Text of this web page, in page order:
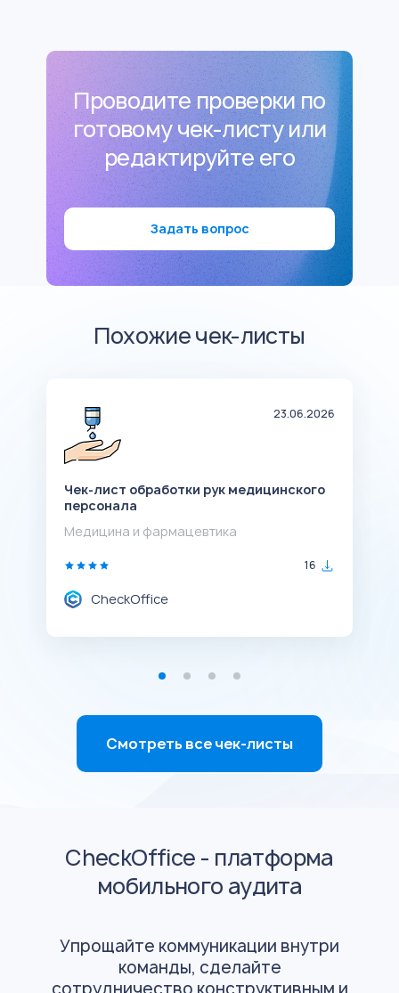
Проводите проверки по
готовому чек-листу или
редактируйте его
Задать вопрос
Похожие чек-листы
23.06.2026
Чек-лист обработки рук медицинского
персонала
Медицина и фармацевтика
16
CheckOffice
Смотреть все чек-листы
CheckOffice - платформа
мобильного аудита
Упрощайте коммуникации внутри
команды, сделайте